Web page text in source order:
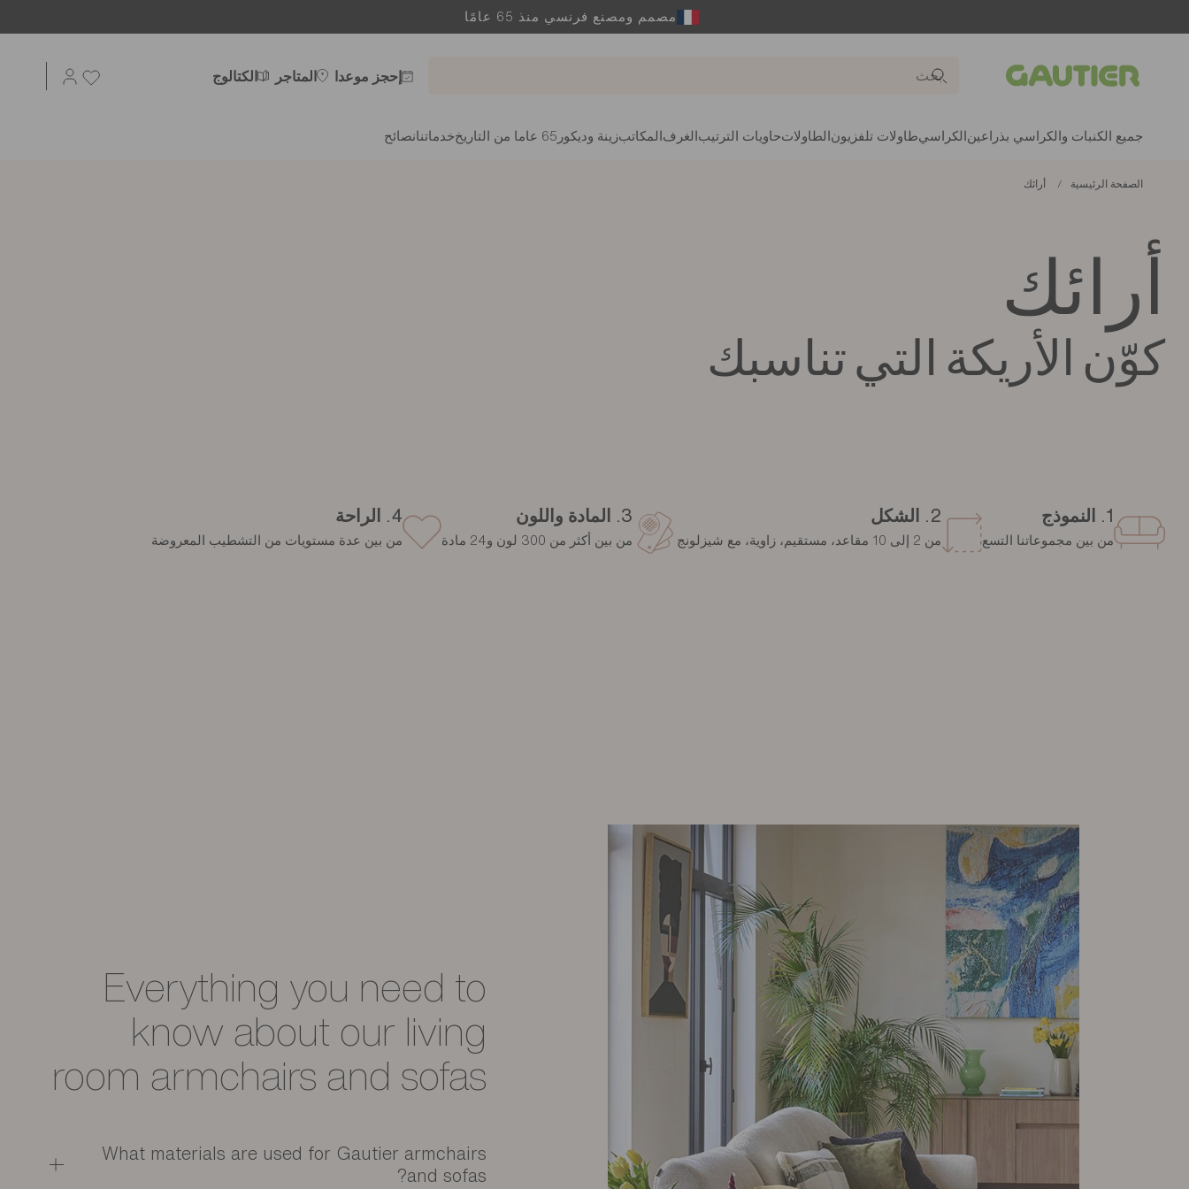
مصمم ومصنع فرنسي منذ 65 عامًا
Gautier إحجز موعدا المتاجر الكتالوج
جميع الكنبات والكراسي بذراعين الكراسيطاولات تلفزيون الطاولاتحاويات الترتيب الغرف المكاتبزينة وديكور 65 عاما من التاريخ خدماتنا نصائح
الصفحة الرئيسية أرائك
أرائك
كوّن الأريكة التي تناسبك
1. النموذج
من بين مجموعاتنا التسع
2. الشكل
من 2 إلى 10 مقاعد، مستقيم، زاوية، مع شيزلونج
3. المادة واللون
من بين أكثر من 300 لون و24 مادة
4. الراحة
من بين عدة مستويات من التشطيب المعروضة
Everything you need to
know about our living
room armchairs and sofas
What materials are used for Gautier armchairs
and sofas?